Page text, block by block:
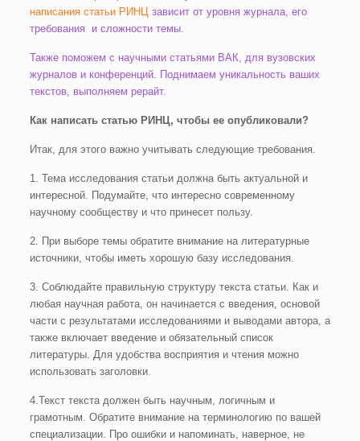
написания статьи РИНЦзависит от уровня журнала, его
требования и сложности темы.
Также поможем с научными статьями ВАК, для вузовских
журналов и конференций. Поднимаем уникальность ваших
текстов, выполняем рерайт.
Как написать статью РИНЦ, чтобы ее опубликовали?
Итак, для этого важно учитывать следующие требования.
1. Тема исследования статьи должна быть актуальной и
интересной. Подумайте, что интересно современному
научному сообществу и что принесет пользу.
2. При выборе темы обратите внимание на литературные
источники, чтобы иметь хорошую базу исследования.
3. Соблюдайте правильную структуру текста статьи. Как и
любая научная работа, он начинается с введения, основой
части с результатами исследованиями и выводами автора, а
также включает введение и обязательный список
литературы. Для удобства восприятия и чтения можно
использовать заголовки.
4.Текст текста должен быть научным, логичным и
грамотным. Обратите внимание на терминологию по вашей
специализации. Про ошибки и напоминать, наверное, не